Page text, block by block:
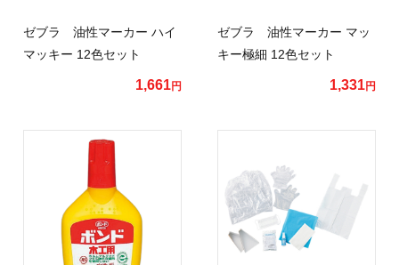
ゼブラ 油性マーカー ハイ
マッキー 12色セット
1,661円
ゼブラ 油性マーカー マッ
キー極細 12色セット
1,331円